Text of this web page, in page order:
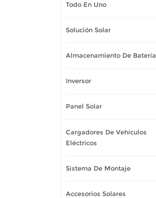
Todo En Uno
Solución Solar
Almacenamiento De Batería
Inversor
Panel Solar
Cargadores De Vehículos
Eléctricos
Sistema De Montaje
Accesorios Solares